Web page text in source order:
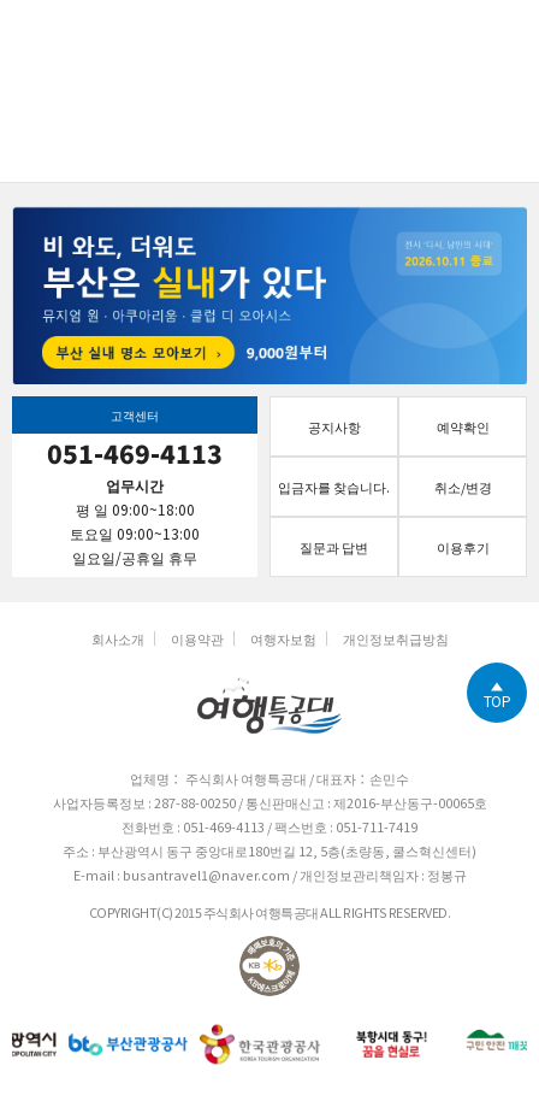
고객센터
051-469-4113
업무시간
평 일 09:00~18:00
토요일 09:00~13:00
일요일/공휴일 휴무
공지사항 예약확인
입금자를 찾습니다. 취소/변경
질문과 답변 이용후기
회사소개 이용약관 여행자보험 개인정보취급방침
업체명： 주식회사 여행특공대 / 대표자：손민수
사업자등록정보 : 287-88-00250 / 통신판매신고 : 제2016-부산동구-00065호
전화번호 : 051-469-4113 / 팩스번호 : 051-711-7419
주소 : 부산광역시 동구 중앙대로180번길 12, 5층(초량동, 쿨스혁신센터)
E-mail : busantravel1@naver.com / 개인정보관리책임자 : 정봉규
COPYRIGHT(C) 2015 주식회사 여행특공대 ALL RIGHTS RESERVED.
TOP